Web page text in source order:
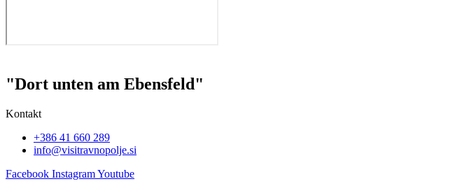
"Dort unten am Ebensfeld"
Kontakt
+386 41 660 289
info@visitravnopolje.si
Facebook InstagramYoutube